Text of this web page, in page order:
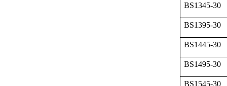
BS1345-30
BS1395-30
BS1445-30
BS1495-30
BS1545-30